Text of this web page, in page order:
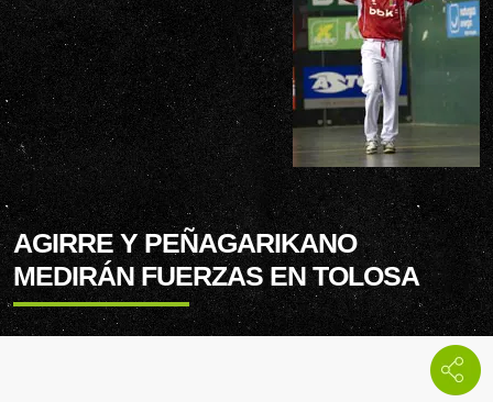
AGIRRE Y PEÑAGARIKANO
MEDIRÁN FUERZAS EN TOLOSA